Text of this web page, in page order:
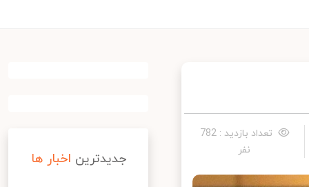
تعداد بازدید : 782
نفر
جدیدترین اخبار ها